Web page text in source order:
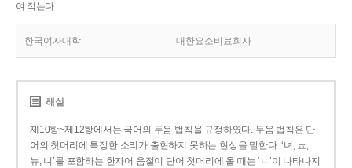
여 적는다.
한국여자대학 대한요소비료회사
해설
제10항~제12항에서는 국어의 두음 법칙을 규정하였다. 두음 법칙은 단
어의 첫머리에 특정한 소리가 출현하지 못하는 현상을 말한다. ‘녀, 뇨,
뉴, 니’를 포함하는 한자어 음절이 단어 첫머리에 올 때는 ‘ㄴ’이 나타나지